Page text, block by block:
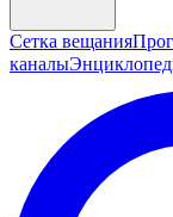
Сетка вещания
каналы